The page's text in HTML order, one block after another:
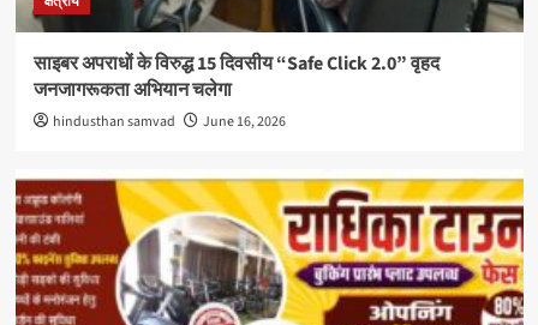
साइबर अपराधों के विरुद्ध 15 दिवसीय “Safe Click 2.0” वृहद
जनजागरूकता अभियान चलेगा
hindusthan samvad June 16, 2026